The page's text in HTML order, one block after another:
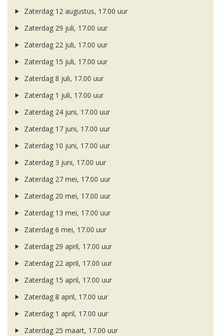
Zaterdag 12 augustus, 17.00 uur
Zaterdag 29 juli, 17.00 uur
Zaterdag 22 juli, 17.00 uur
Zaterdag 15 juli, 17.00 uur
Zaterdag 8 juli, 17.00 uur
Zaterdag 1 juli, 17.00 uur
Zaterdag 24 juni, 17.00 uur
Zaterdag 17 juni, 17.00 uur
Zaterdag 10 juni, 17.00 uur
Zaterdag 3 juni, 17.00 uur
Zaterdag 27 mei, 17.00 uur
Zaterdag 20 mei, 17.00 uur
Zaterdag 13 mei, 17.00 uur
Zaterdag 6 mei, 17.00 uur
Zaterdag 29 april, 17.00 uur
Zaterdag 22 april, 17.00 uur
Zaterdag 15 april, 17.00 uur
Zaterdag 8 april, 17.00 uur
Zaterdag 1 april, 17.00 uur
Zaterdag 25 maart, 17.00 uur